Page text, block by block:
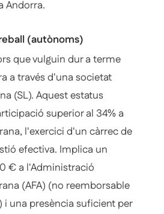
Andorra.
(autònoms)
que vulguin dur a terme
a través d'una societat
(SL). Aquest estatus
superior al 34% a
l'exercici d'un càrrec de
efectiva. Implica un
€ a l'Administració
(AFA) (no reemborsable
una presència suficient per